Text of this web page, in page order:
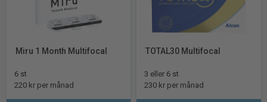
Miru 1 Month Multifocal
6 st
220 kr per månad
TOTAL30 Multifocal
3 eller 6 st
230 kr per månad